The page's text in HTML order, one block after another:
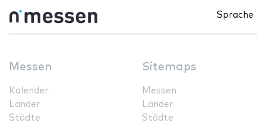
Sprache
Messen
Kalender
Länder
Städte
Sitemaps
Messen
Länder
Städte